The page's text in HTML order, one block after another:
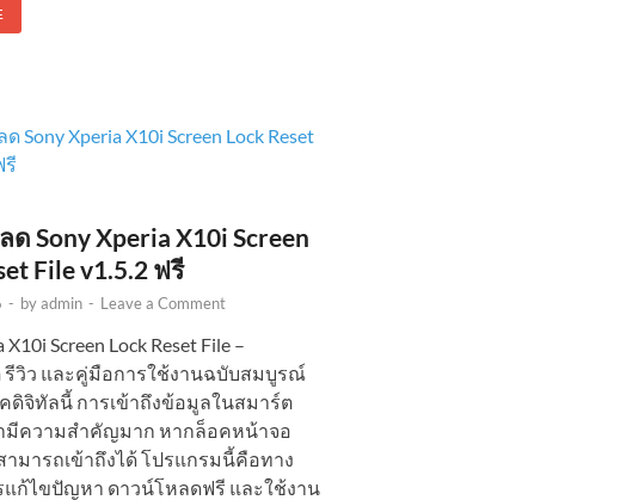
Sony Xperia X10i Screen
File v1.5.2 ฟรี
- byadmin - Leave a Comment
X10i Screen Lock Reset File –
รีวิว และคู่มือการใช้งานฉบับสมบูรณ์
คดิจิทัลนี้ การเข้าถึงข้อมูลในสมาร์ต
มีความสำคัญมาก หากล็อคหน้าจอ
มารถเข้าถึงได้ โปรแกรมนี้คือทาง
แก้ไขปัญหา ดาวน์โหลดฟรี และใช้งาน